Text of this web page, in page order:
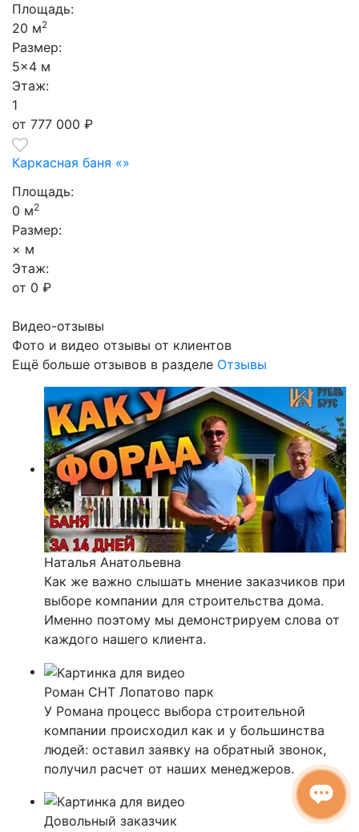
Площадь:
20 м2
Размер:
5×4 м
Этаж:
1
от 777 000 ₽
Каркасная баня «»
Площадь:
0 м2
Размер:
× м
Этаж:
от 0 ₽
Видео-отзывы
Фото и видео отзывы от клиентов
Ещё больше отзывов в разделе Отзывы
Наталья Анатольевна
Как же важно слышать мнение заказчиков при
выборе компании для строительства дома.
Именно поэтому мы демонстрируем слова от
каждого нашего клиента.
Роман СНТ Лопатово парк
У Романа процесс выбора строительной
компании происходил как и у большинства
людей: оставил заявку на обратный звонок,
получил расчет от наших менеджеров.
Довольный заказчик